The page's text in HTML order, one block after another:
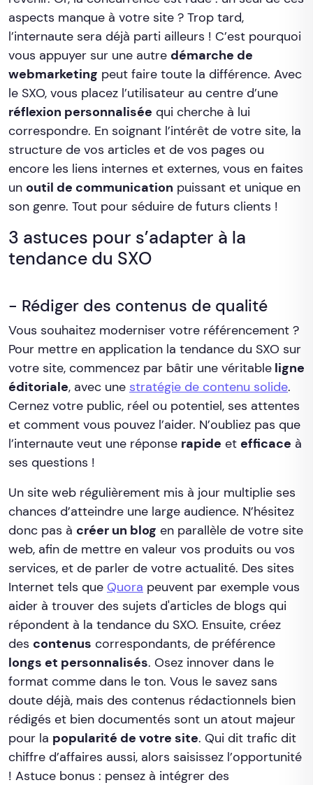
aspects manque à votre site ? Trop tard,
l’internaute sera déjà parti ailleurs ! C’est pourquoi
vous appuyer sur une autre démarche de
webmarketing peut faire toute la différence. Avec
le SXO, vous placez l’utilisateur au centre d’une
réflexion personnalisée qui cherche à lui
correspondre. En soignant l’intérêt de votre site, la
structure de vos articles et de vos pages ou
encore les liens internes et externes, vous en faites
un outil de communication puissant et unique en
son genre. Tout pour séduire de futurs clients !
3 astuces pour s’adapter à la
tendance du SXO
- Rédiger des contenus de qualité
Vous souhaitez moderniser votre référencement ?
Pour mettre en application la tendance du SXO sur
votre site, commencez par bâtir une véritable ligne
éditoriale, avec une stratégie de contenu solide.
Cernez votre public, réel ou potentiel, ses attentes
et comment vous pouvez l’aider. N’oubliez pas que
l’internaute veut une réponse rapide et efficace à
ses questions !
Un site web régulièrement mis à jour multiplie ses
chances d’atteindre une large audience. N’hésitez
donc pas à créer un blog en parallèle de votre site
web, afin de mettre en valeur vos produits ou vos
services, et de parler de votre actualité. Des sites
Internet tels que Quora peuvent par exemple vous
aider à trouver des sujets d'articles de blogs qui
répondent à la tendance du SXO. Ensuite, créez
des contenus correspondants, de préférence
longs et personnalisés. Osez innover dans le
format comme dans le ton. Vous le savez sans
doute déjà, mais des contenus rédactionnels bien
rédigés et bien documentés sont un atout majeur
pour la popularité de votre site. Qui dit trafic dit
chiffre d’affaires aussi, alors saisissez l’opportunité
! Astuce bonus : pensez à intégrer des